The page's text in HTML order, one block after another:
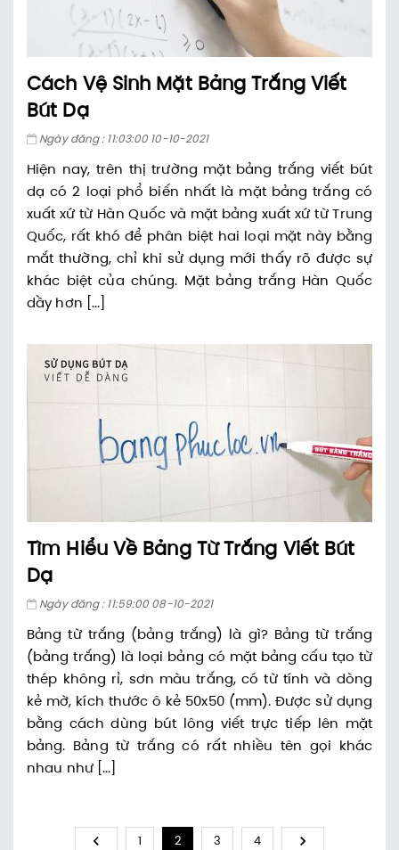
Cách Vệ Sinh Mặt Bảng Trắng Viết
Bút Dạ
Ngày đăng : 11:03:00 10-10-2021
Hiện nay, trên thị trường mặt bảng trắng viết bút
dạ có 2 loại phổ biến nhất là mặt bảng trắng có
xuất xứ từ Hàn Quốc và mặt bảng xuất xứ từ Trung
Quốc, rất khó để phân biệt hai loại mặt này bằng
mắt thường, chỉ khi sử dụng mới thấy rõ được sự
khác biệt của chúng. Mặt bảng trắng Hàn Quốc
dầy hơn [...]
Tìm Hiểu Về Bảng Từ Trắng Viết Bút
Dạ
Ngày đăng : 11:59:00 08-10-2021
Bảng từ trắng (bảng trắng) là gì? Bảng từ trắng
(bảng trắng) là loại bảng có mặt bảng cấu tạo từ
thép không rỉ, sơn màu trắng, có từ tính và dòng
kẻ mờ, kích thước ô kẻ 50x50 (mm). Được sử dụng
bằng cách dùng bút lông viết trực tiếp lên mặt
bảng. Bảng từ trắng có rất nhiều tên gọi khác
nhau như [...]
1 2 3 4